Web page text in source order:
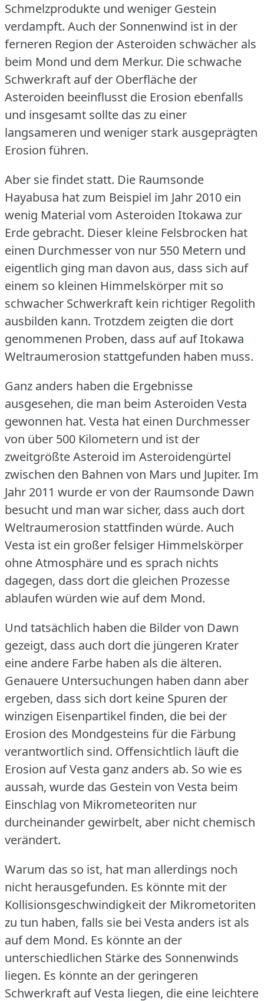
Schmelzprodukte und weniger Gestein
verdampft. Auch der Sonnenwind ist in der
ferneren Region der Asteroiden schwächer als
beim Mond und dem Merkur. Die schwache
Schwerkraft auf der Oberfläche der
Asteroiden beeinflusst die Erosion ebenfalls
und insgesamt sollte das zu einer
langsameren und weniger stark ausgeprägten
Erosion führen.
Aber sie findet statt. Die Raumsonde
Hayabusa hat zum Beispiel im Jahr 2010 ein
wenig Material vom Asteroiden Itokawa zur
Erde gebracht. Dieser kleine Felsbrocken hat
einen Durchmesser von nur 550 Metern und
eigentlich ging man davon aus, dass sich auf
einem so kleinen Himmelskörper mit so
schwacher Schwerkraft kein richtiger Regolith
ausbilden kann. Trotzdem zeigten die dort
genommenen Proben, dass auf auf Itokawa
Weltraumerosion stattgefunden haben muss.
Ganz anders haben die Ergebnisse
ausgesehen, die man beim Asteroiden Vesta
gewonnen hat. Vesta hat einen Durchmesser
von über 500 Kilometern und ist der
zweitgrößte Asteroid im Asteroidengürtel
zwischen den Bahnen von Mars und Jupiter. Im
Jahr 2011 wurde er von der Raumsonde Dawn
besucht und man war sicher, dass auch dort
Weltraumerosion stattfinden würde. Auch
Vesta ist ein großer felsiger Himmelskörper
ohne Atmosphäre und es sprach nichts
dagegen, dass dort die gleichen Prozesse
ablaufen würden wie auf dem Mond.
Und tatsächlich haben die Bilder von Dawn
gezeigt, dass auch dort die jüngeren Krater
eine andere Farbe haben als die älteren.
Genauere Untersuchungen haben dann aber
ergeben, dass sich dort keine Spuren der
winzigen Eisenpartikel finden, die bei der
Erosion des Mondgesteins für die Färbung
verantwortlich sind. Offensichtlich läuft die
Erosion auf Vesta ganz anders ab. So wie es
aussah, wurde das Gestein von Vesta beim
Einschlag von Mikrometeoriten nur
durcheinander gewirbelt, aber nicht chemisch
verändert.
Warum das so ist, hat man allerdings noch
nicht herausgefunden. Es könnte mit der
Kollisionsgeschwindigkeit der Mikrometoriten
zu tun haben, falls sie bei Vesta anders ist als
auf dem Mond. Es könnte an der
unterschiedlichen Stärke des Sonnenwinds
liegen. Es könnte an der geringeren
Schwerkraft auf Vesta liegen, die eine leichtere